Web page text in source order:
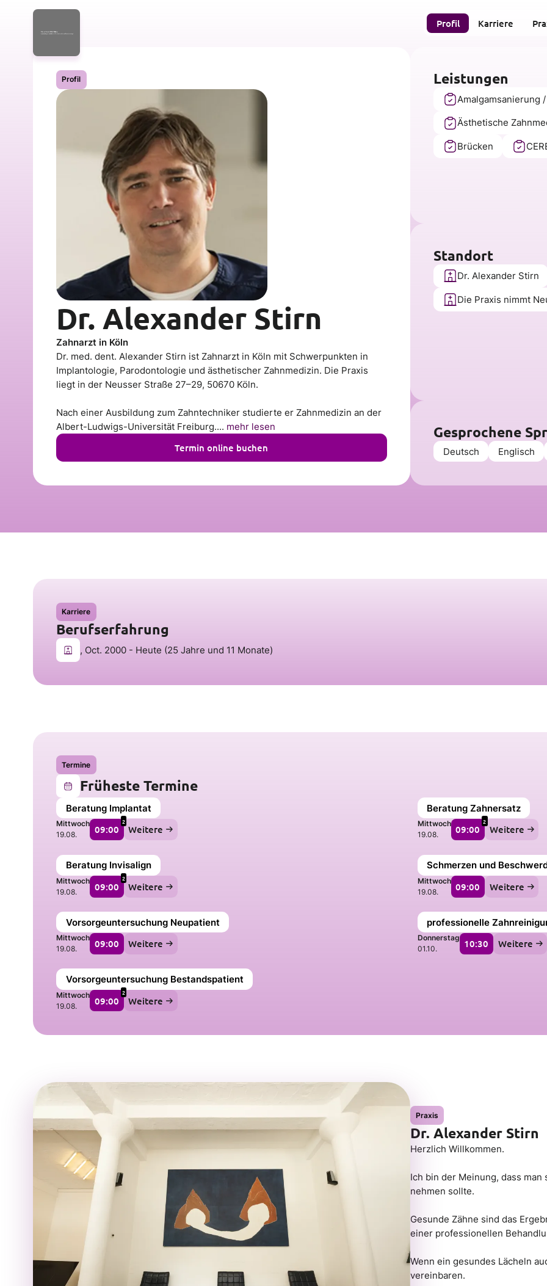
Profil Karriere
Profil
Dr. Alexander Stirn
Zahnarzt in Köln
Dr. med. dent. Alexander Stirn ist Zahnarzt in Köln mit Schwerpunkten in
Implantologie, Parodontologie und ästhetischer Zahnmedizin. Die Praxis
liegt in der Neusser Straße 27–29, 50670 Köln.
Nach einer Ausbildung zum Zahntechniker studierte er Zahnmedizin an der
Albert-Ludwigs-Universität Freiburg.... mehr lesen
Termin online buchen
Leistungen
Amalgamsanierung
Ästhetische
Brücken
Standort
Dr. Alexander Stirn
Die Praxis nimmt
Gesprochene
Deutsch Englisch
Karriere
Berufserfahrung
, Oct. 2000 - Heute (25 Jahre und 11 Monate)
Termine
Früheste Termine
Beratung Implantat
Mittwoch
19.08.
09:00
2
Weitere
Beratung Zahnersatz
Mittwoch
19.08.
09:00
2
Weitere
Beratung Invisalign
Mittwoch
19.08.
09:00
2
Weitere
Schmerzen und
Mittwoch
19.08.
09:00 Weitere
Vorsorgeuntersuchung Neupatient
Mittwoch
19.08.
09:00 Weitere
professionelle
Donnerstag
01.10.
10:30 Weitere
Vorsorgeuntersuchung Bestandspatient
Mittwoch
19.08.
09:00
2
Weitere
Praxis
Dr. Alexander Stirn
Herzlich Willkommen.
Ich bin der Meinung, dass
nehmen sollte.
Gesunde Zähne sind das
einer professionellen
Wenn ein gesundes Lächeln
vereinbaren.